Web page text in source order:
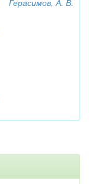
Герасимов, А. В.